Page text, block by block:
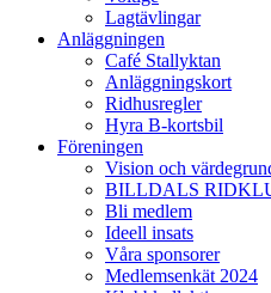
Lagtävlingar
Anläggningen
Café Stallyktan
Anläggningskort
Ridhusregler
Hyra B-kortsbil
Föreningen
Vision och
BILLDALS
Bli medlem
Ideell insats
Våra sponsorer
Medlemsenkät 2024